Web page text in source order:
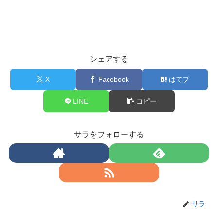
シェアする
X Facebook はてブ
LINE コピー
サラをフォローする
サラ